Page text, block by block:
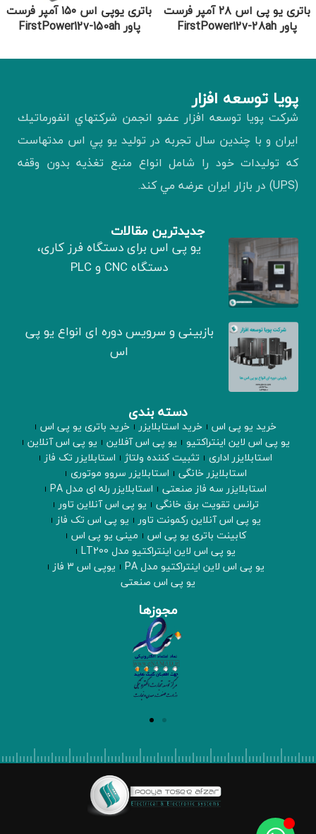
باتری یو پی اس ۲۸ آمپر فرست
پاور FirstPower12v-28ah
باتری یوپی اس ۱۵۰ آمپر فرست
پاور FirstPower12v-150ah
پويا توسعه افزار
شركت پويا توسعه افزار عضو انجمن شركتهاي انفورماتيك
ايران و با چندين سال تجربه در توليد يو پي اس مدتهاست
كه توليدات خود را شامل انواع منبع تغذيه بدون وقفه
(UPS) در بازار ايران عرضه مي كند.
جدیدترین مقالات
یو پی اس برای دستگاه فرز کاری،
دستگاه CNC و PLC
بازبینی و سرویس دوره ای انواع یو پی
اس
دسته بندی
خرید یو پی اس خرید استابلایزر خرید باتری یو پی اس
یو پی اس لاین اینتراکتیو یو پی اس آفلاین یو پی اس آنلاین
استابلایزر اداری تثبیت کننده ولتاژ استابلایزر تک فاز
استابلایزر خانگی استابلایزر سروو موتوری
استابلایزر سه فاز صنعتی استابلایزر رله ای مدل PA
ترانس تقویت برق خانگی یو پی اس آنلاین تاور
یو پی اس آنلاین رکمونت تاور یو پی اس تک فاز
کابینت باتری یو پی اس مینی یو پی اس
یو پی اس لاین اینتراکتیو مدل LT200
یو پی اس لاین اینتراکتیو مدل PA
یوپی اس 3 فاز
یو پی اس صنعتی
مجوزها